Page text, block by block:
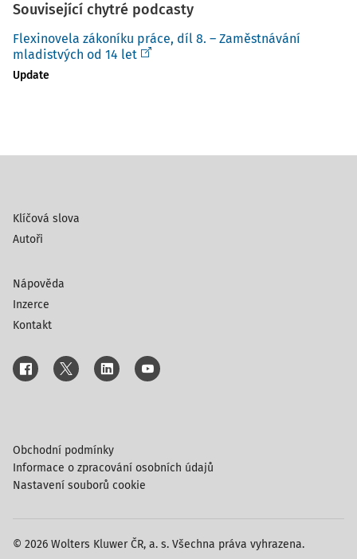
Související chytré podcasty
Flexinovela zákoníku práce, díl 8. – Zaměstnávání
mladistvých od 14 let
Update
Klíčová slova
Autoři
Nápověda
Inzerce
Kontakt
© 2026 Wolters Kluwer ČR, a. s. Všechna práva vyhrazena.
Obchodní podmínky
Informace o zpracování osobních údajů
Nastavení souborů cookie